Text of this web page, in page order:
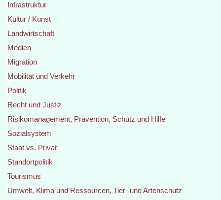
Infrastruktur
Kultur / Kunst
Landwirtschaft
Medien
Migration
Mobilität und Verkehr
Politik
Recht und Justiz
Risikomanagement, Prävention, Schutz und Hilfe
Sozialsystem
Staat vs. Privat
Standortpolitik
Tourismus
Umwelt, Klima und Ressourcen, Tier- und Artenschutz